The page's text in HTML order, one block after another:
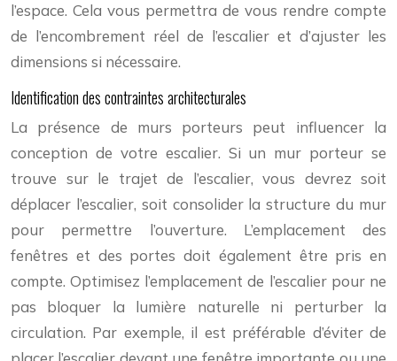
l’espace. Cela vous permettra de vous rendre compte
de l’encombrement réel de l’escalier et d’ajuster les
dimensions si nécessaire.
Identification des contraintes architecturales
La présence de murs porteurs peut influencer la
conception de votre escalier. Si un mur porteur se
trouve sur le trajet de l’escalier, vous devrez soit
déplacer l’escalier, soit consolider la structure du mur
pour permettre l’ouverture. L’emplacement des
fenêtres et des portes doit également être pris en
compte. Optimisez l’emplacement de l’escalier pour ne
pas bloquer la lumière naturelle ni perturber la
circulation. Par exemple, il est préférable d’éviter de